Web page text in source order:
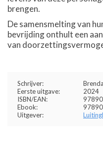
brengen.
De samensmelting van
bevrijding onthult een
van
Schrijver:
Eerste uitgave:
2024
ISBN/EAN:
Ebook:
Uitgever: